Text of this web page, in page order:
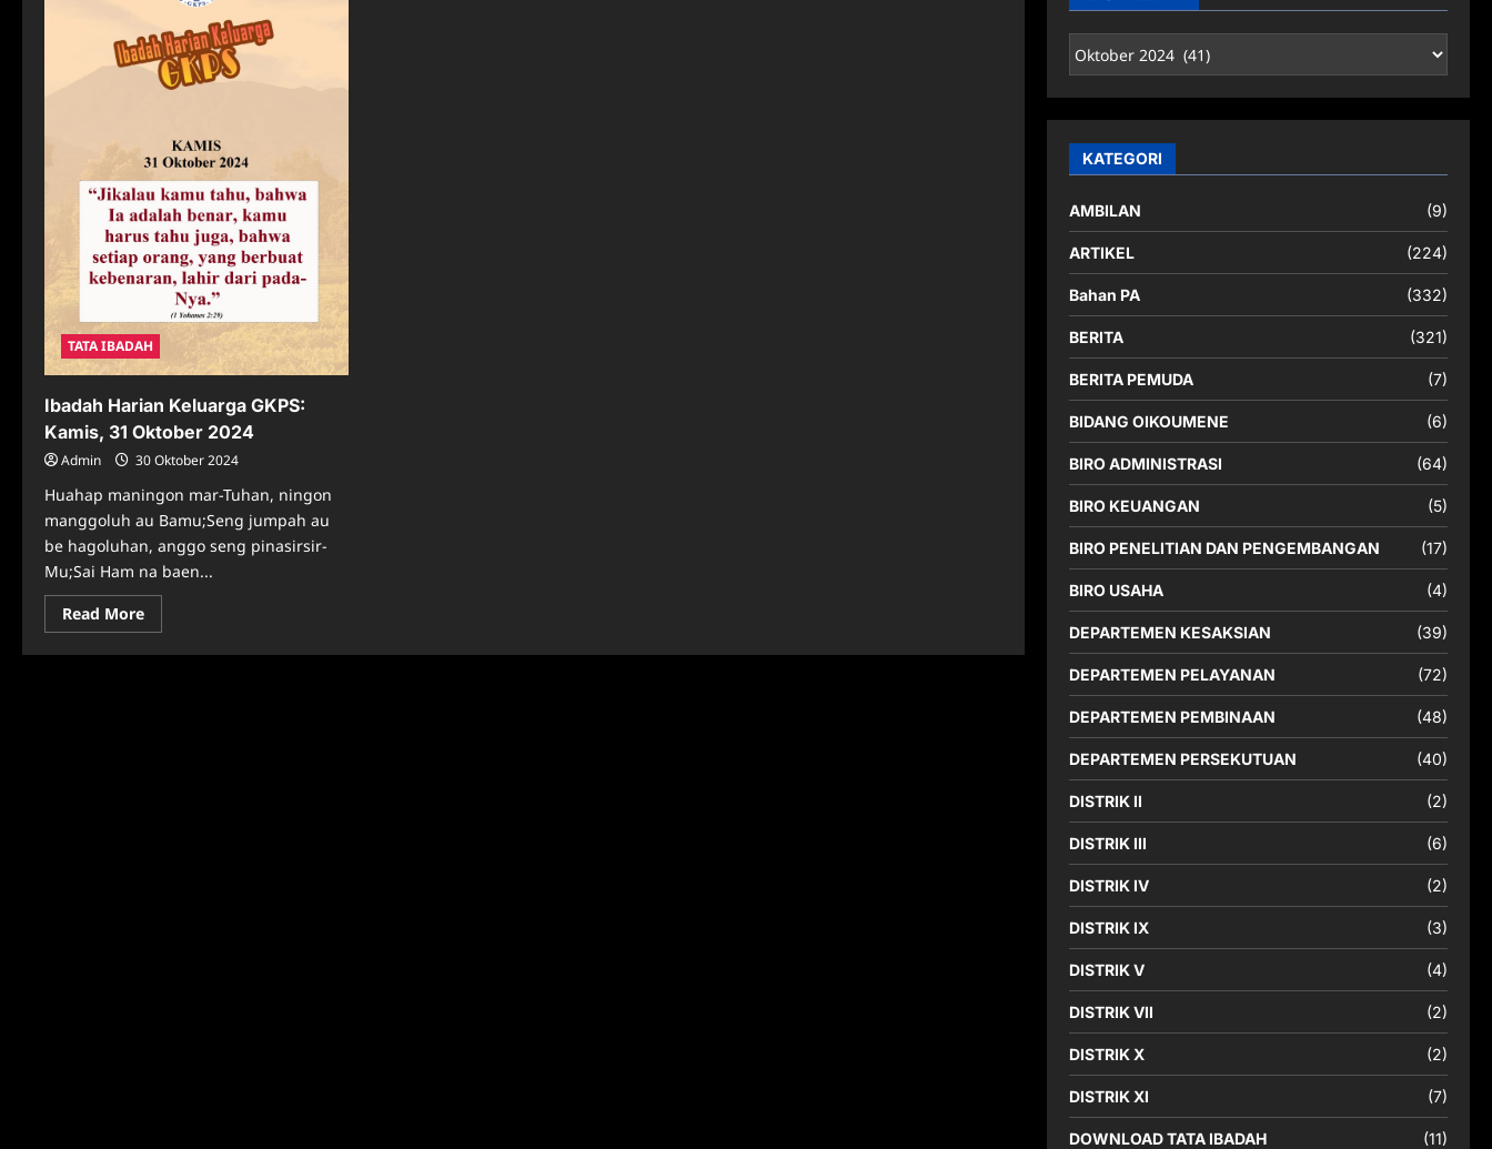
TATA IBADAH
Ibadah Harian Keluarga GKPS:
Kamis, 31 Oktober 2024
Admin 30 Oktober 2024
Huahap maningon mar-Tuhan, ningon
manggoluh au Bamu;Seng jumpah au
be hagoluhan, anggo seng pinasirsir-
Mu;Sai Ham na baen...
Read MoreRead
more
Ibadah
ARSIP
BERITA
KATEGORI
AMBILAN (9)
ARTIKEL (224)
Bahan PA (332)
BERITA (321)
BERITA PEMUDA (7)
BIDANG OIKOUMENE (6)
BIRO ADMINISTRASI (64)
BIRO KEUANGAN (5)
BIRO PENELITIAN DAN PENGEMBANGAN (17)
BIRO USAHA (4)
DEPARTEMEN KESAKSIAN (39)
DEPARTEMEN PELAYANAN (72)
DEPARTEMEN PEMBINAAN (48)
DEPARTEMEN PERSEKUTUAN (40)
DISTRIK II (2)
DISTRIK III (6)
DISTRIK IV (2)
DISTRIK IX (3)
DISTRIK V (4)
DISTRIK VII (2)
DISTRIK X (2)
DISTRIK XI (7)
DOWNLOAD TATA IBADAH (11)